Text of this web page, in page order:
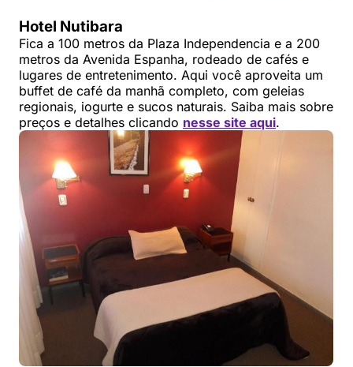
Hotel Nutibara
Fica a 100 metros da Plaza Independencia e a 200
metros da Avenida Espanha, rodeado de cafés e
lugares de entretenimento. Aqui você aproveita um
buffet de café da manhã completo, com geleias
regionais, iogurte e sucos naturais. Saiba mais sobre
preços e detalhes clicando nesse site aqui.